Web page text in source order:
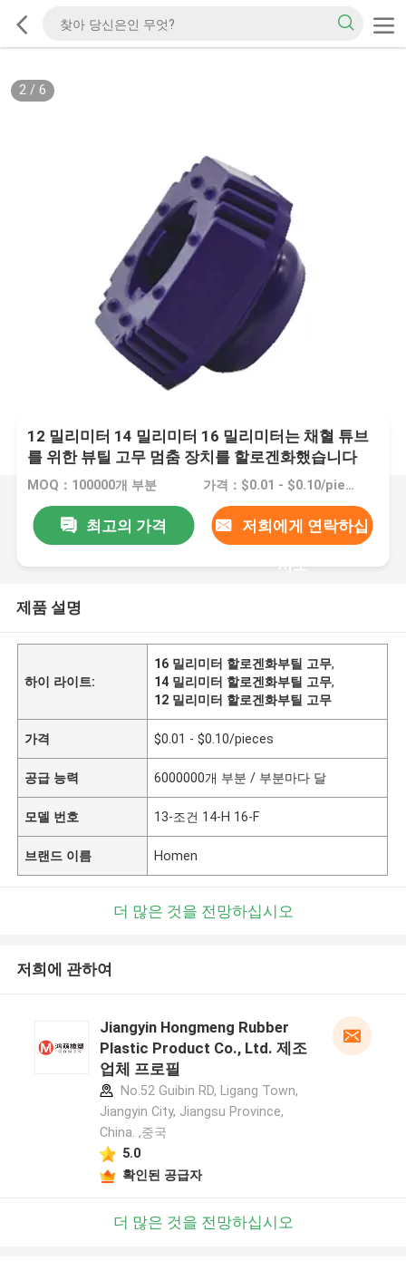
2/ 6
12 밀리미터 14 밀리미터 16 밀리미터는 채혈 튜브
를 위한 뷰틸 고무 멈춤 장치를 할로겐화했습니다
MOQ：100000개 부분 가격：$0.01 - $0.10/pieces
최고의 가격 저희에게 연락하십
시오
제품 설명
하이 라이트:
16 밀리미터 할로겐화부틸 고무,
14 밀리미터 할로겐화부틸 고무,
12 밀리미터 할로겐화부틸 고무
가격 $0.01 - $0.10/pieces
공급 능력 6000000개 부분 / 부분마다 달
모델 번호 13-조건 14-H 16-F
브랜드 이름 Homen
더 많은 것을 전망하십시오
저희에 관하여
Jiangyin Hongmeng Rubber
Plastic Product Co., Ltd. 제조
업체 프로필
No.52 Guibin RD, Ligang Town,
Jiangyin City, Jiangsu Province,
China. ,중국
5.0
확인된 공급자
더 많은 것을 전망하십시오